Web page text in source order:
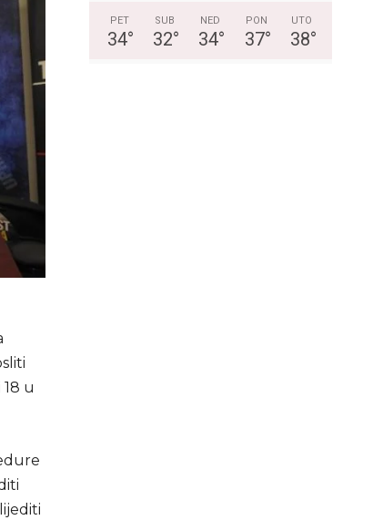
u
PET
34°
SUB
32°
NED
34°
PON
37°
UTO
38°